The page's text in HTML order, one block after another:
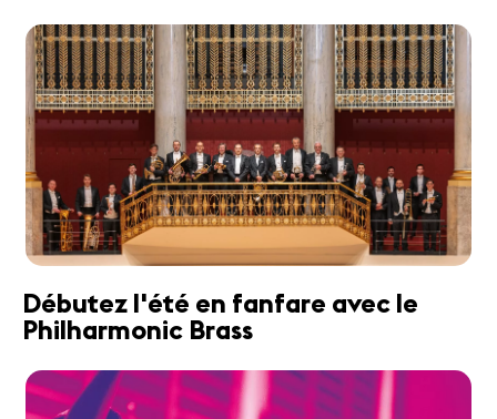
Débutez l'été en fanfare avec le
Philharmonic Brass